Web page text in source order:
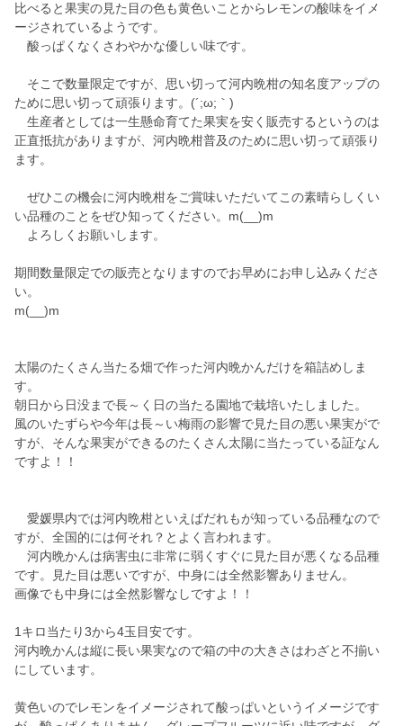
比べると果実の見た目の色も黄色いことからレモンの酸味をイメ
ージされているようです。
酸っぱくなくさわやかな優しい味です。
そこで数量限定ですが、思い切って河内晩柑の知名度アップの
ために思い切って頑張ります。(´;ω;｀)
生産者としては一生懸命育てた果実を安く販売するというのは
正直抵抗がありますが、河内晩柑普及のために思い切って頑張り
ます。
ぜひこの機会に河内晩柑をご賞味いただいてこの素晴らしくい
い品種のことをぜひ知ってください。m(__)m
よろしくお願いします。
期間数量限定での販売となりますのでお早めにお申し込みくださ
い。
m(__)m
太陽のたくさん当たる畑で作った河内晩かんだけを箱詰めしま
す。
朝日から日没まで長～く日の当たる園地で栽培いたしました。
風のいたずらや今年は長～い梅雨の影響で見た目の悪い果実がで
すが、そんな果実ができるのたくさん太陽に当たっている証なん
ですよ！！
愛媛県内では河内晩柑といえばだれもが知っている品種なので
すが、全国的には何それ？とよく言われます。
河内晩かんは病害虫に非常に弱くすぐに見た目が悪くなる品種
です。見た目は悪いですが、中身には全然影響ありません。
画像でも中身には全然影響なしですよ！！
1キロ当たり3から4玉目安です。
河内晩かんは縦に長い果実なので箱の中の大きさはわざと不揃い
にしています。
黄色いのでレモンをイメージされて酸っぱいというイメージです